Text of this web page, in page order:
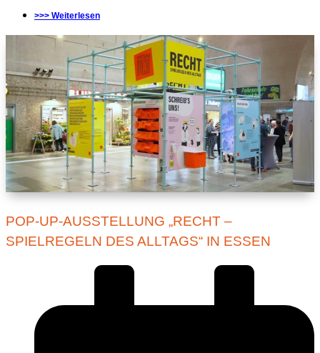
>>> Weiterlesen
POP-UP-AUSSTELLUNG „RECHT –
SPIELREGELN DES ALLTAGS“ IN ESSEN